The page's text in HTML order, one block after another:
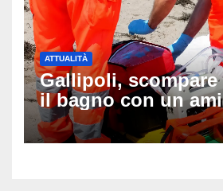
ATTUALITÀ
Gallipoli, scompare
il bagno con un
a 19 anni dopo 45
disperati tentativi di